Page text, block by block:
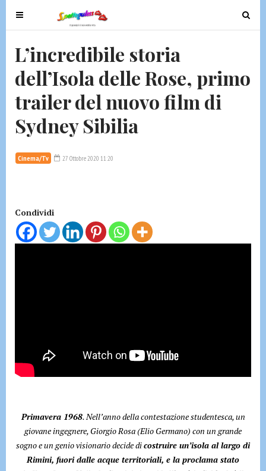
T
o
e
n
v
g
o
n
T
o
e
L’incredibile storia
dell’Isola delle Rose, primo
trailer del nuovo film di
Sydney Sibilia
Cinema/Tv 27 Ottobre 2020 11:20
Condividi
Primavera 1968. Nell’anno della contestazione studentesca, un
giovane ingegnere, Giorgio Rosa (Elio Germano) con un grande
sogno e un genio visionario decide dicostruire un’isola al largo di
Rimini, fuori dalle acque territoriali, e la proclama stato